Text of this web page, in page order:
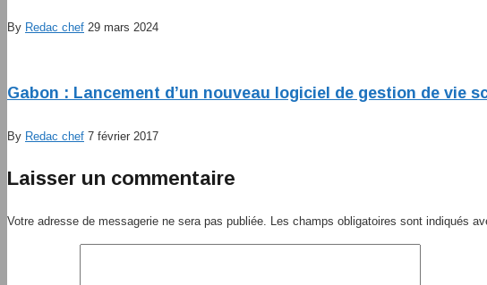
By Redac chef 29 mars 2024
Gabon : Lancement d’un nouveau logiciel de gestion de vie
By Redac chef 7 février 2017
Laisser un commentaire
Votre adresse de messagerie ne sera pas publiée. Les champs obligatoires sont indiqués